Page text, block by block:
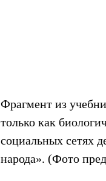
Фрагмент из
только как
социальных сетях
народа». (Фото